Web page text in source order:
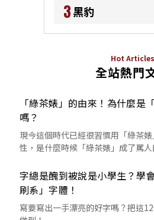
3黑豹
Hot Articles
全站熱門
「綠茶婊」的由來！為什麼是
嗎？
現今這個時代已經很習慣用「綠茶
性，是什麼時候「綠茶婊」成了罵
字總是醜到被說是小學生？學
刷系」字體！
寫要寫出一手漂亮的好字嗎？把這